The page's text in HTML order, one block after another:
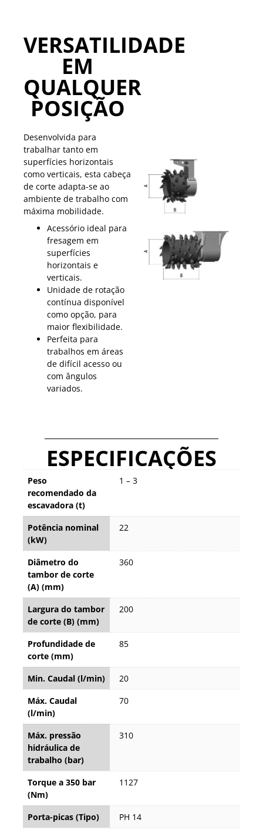
VERSATILIDADE
EM
QUALQUER
POSIÇÃO
Desenvolvida para
trabalhar tanto em
superfícies horizontais
como verticais, esta cabeça
de corte adapta-se ao
ambiente de trabalho com
máxima mobilidade.
Acessório ideal para
fresagem em
superfícies
horizontais e
verticais.
Unidade de rotação
contínua disponível
como opção, para
maior flexibilidade.
Perfeita para
trabalhos em áreas
de difícil acesso ou
com ângulos
variados.
ESPECIFICAÇÕES
Peso
recomendado da
escavadora (t)
1 – 3
Potência nominal
(kW)
22
Diâmetro do
tambor de corte
(A) (mm)
360
Largura do tambor
de corte (B) (mm)
200
Profundidade de
corte (mm)
85
Min. Caudal (l/min)
20
Máx. Caudal
(l/min)
70
Máx. pressão
hidráulica de
trabalho (bar)
310
Torque a 350 bar
(Nm)
1127
Porta-picas (Tipo) PH 14